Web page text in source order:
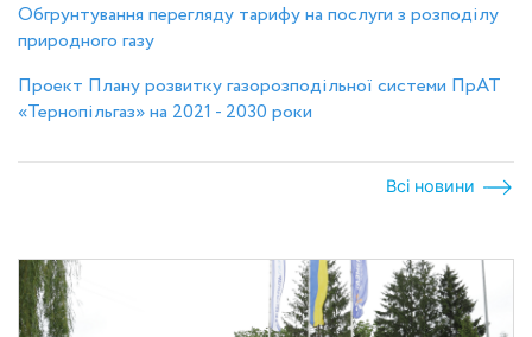
Обгрунтування перегляду тарифу на послуги з розподілу
природного газу
Проект Плану розвитку газорозподільної системи ПрАТ
«Тернопільгаз» на 2021 - 2030 роки
Всі новини